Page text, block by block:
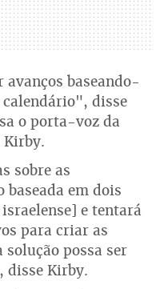
avanços baseando-
calendário", disse
o porta-voz da
Kirby.
sobre as
baseada em dois
e tentará
para criar as
solução possa ser
disse Kirby.